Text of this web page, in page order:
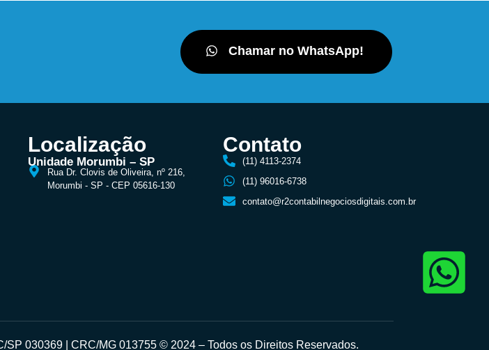
Chamar no WhatsApp!
Localização
Unidade Morumbi – SP
Rua Dr. Clovis de Oliveira, nº 216,
Morumbi - SP - CEP 05616-130
Contato
(11) 4113-2374
(11) 96016-6738
contato@r2contabilnegociosdigitais.com.br
030369 | CRC/MG 013755 © 2024 – Todos os Direitos Reservados.